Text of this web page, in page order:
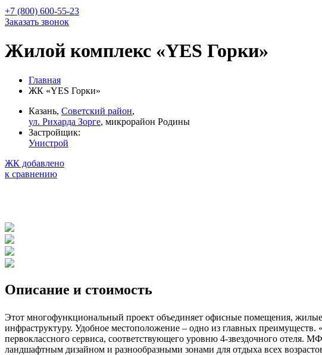
+7 (800) 600-55-23
Заказать звонок
Жилой комплекс «YES Горки»
Главная
ЖК «YES Горки»
Казань, Советский район,
ул. Рихарда Зорге, микрорайон Родины
Застройщик:
Унистрой
ЖК добавлено
к сравнению
Описание и стоимость
Этот многофункциональный проект объединяет офисные помещения,
инфраструктуру. Удобное местоположение – одно из главных
первоклассного сервиса, соответствующего уровню 4-звездочного
ландшафтным дизайном и разнообразными зонами для отдыха всех